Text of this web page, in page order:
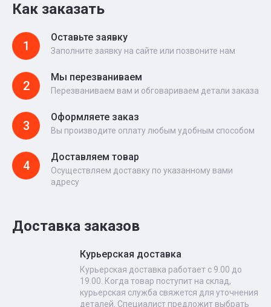
Как заказать
1
Оставьте заявку
Заполните заявку на сайте или позвоните нам
2
Мы перезваниваем
Перезваниваем вам и обговариваем детали заказа
3
Оформляете заказ
Вы производите оплату любым удобным способом
4
Доставляем товар
Осуществляем доставку по указанному вами
адресу
Доставка заказов
Курьерская доставка
Курьерская доставка работает с 9.00 до
19.00. Когда товар поступит на склад,
курьерская служба свяжется для уточнения
деталей. Специалист предложит выбрать